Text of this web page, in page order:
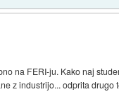
na FERI-ju. Kako naj
z industrijo... odprita drugo